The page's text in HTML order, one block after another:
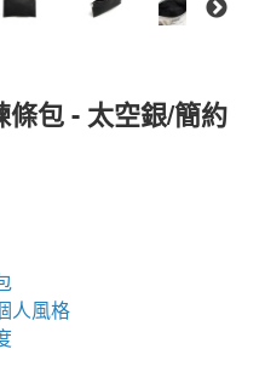
包 - 太空銀/簡約
人風格